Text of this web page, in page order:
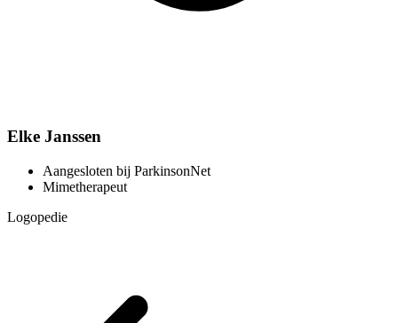
Elke Janssen
Aangesloten bij ParkinsonNet
Mimetherapeut
Logopedie